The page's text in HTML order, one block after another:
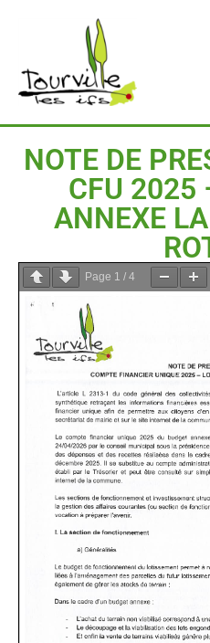
NOTE DE
CFU 2025
ANNEXE
Page 1 / 4